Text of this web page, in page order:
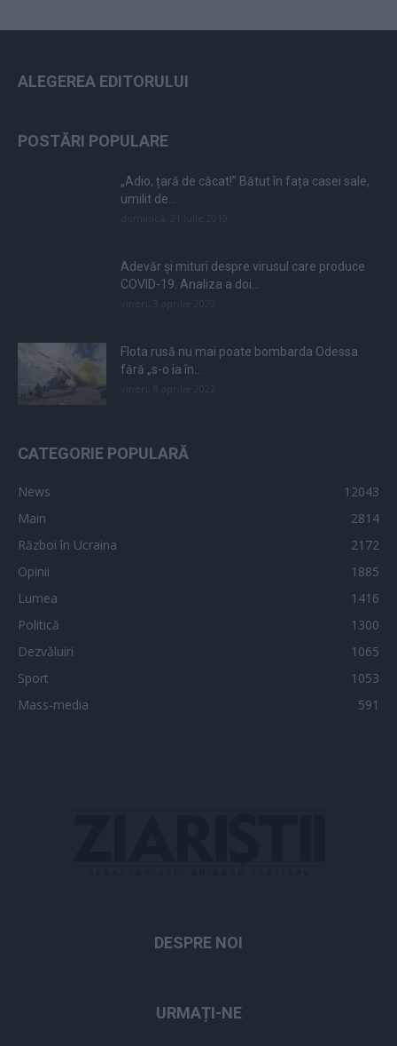
ALEGEREA EDITORULUI
POSTĂRI POPULARE
„Adio, țară de căcat!” Bătut în fața casei sale,
umilit de...
Adevăr și mituri despre virusul care produce
COVID-19. Analiza a doi...
Flota rusă nu mai poate bombarda Odessa
fără „s-o ia în...
CATEGORIE POPULARĂ
News
12043
Main
2814
Război în Ucraina
2172
Opinii
1885
Lumea
1416
Politică
1300
Dezvăluiri
1065
Sport
1053
Mass-media
591
DESPRE NOI
URMAȚI-NE